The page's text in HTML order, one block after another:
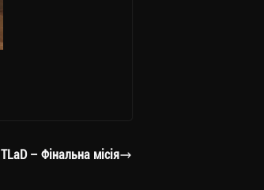
TLaD – Фінальна місія